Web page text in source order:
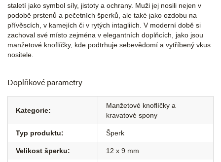
staletí jako symbol síly, jistoty a ochrany. Muži jej nosili nejen v
podobě prstenů a pečetních šperků, ale také jako ozdobu na
přívěscích, v kamejích či v rytých intagliích. V moderní době si
zachoval své místo zejména v elegantních doplňcích, jako jsou
manžetové knoflíčky, kde podtrhuje sebevědomí a vytříbený vkus
nositele.
Doplňkové parametry
Kategorie:
Manžetové knoflíčky a
kravatové spony
Typ produktu: Šperk
Velikost šperku: 12 x 9 mm